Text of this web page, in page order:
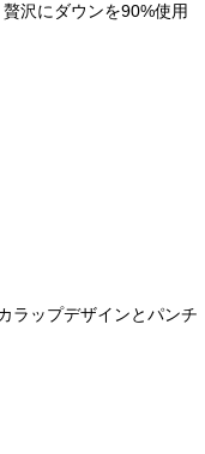
沢にダウンを90%使用
ラップデザインとパンチ